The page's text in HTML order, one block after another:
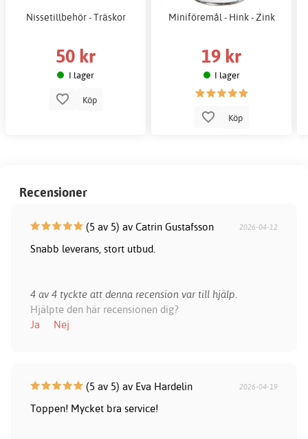
Nissetillbehör - Träskor
50 kr
I lager
Köp
Miniföremål - Hink - Zink
19 kr
I lager
Köp
Recensioner
(5 av 5) av Catrin Gustafsson 2026-04-12
Snabb leverans, stort utbud.
4 av 4 tyckte att denna recension var till hjälp.
Hjälpte den här recensionen dig?
Ja
Nej
(5 av 5) av Eva Hardelin 2026-04-19
Toppen! Mycket bra service!